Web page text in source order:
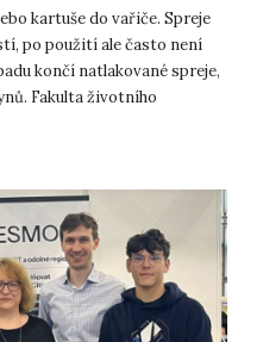
kartuše do vařiče. Spreje
po použití ale často není
končí natlakované spreje,
Fakulta životního